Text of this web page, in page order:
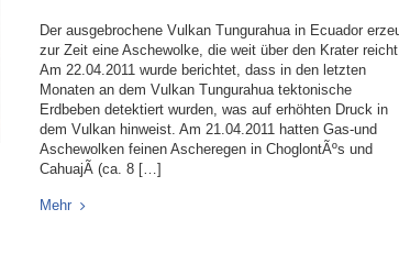
Der ausgebrochene Vulkan Tungurahua in Ecuador
zur Zeit eine Aschewolke, die weit über den Krater reicht.
Am 22.04.2011 wurde berichtet, dass in den letzten
Monaten an dem Vulkan Tungurahua tektonische
Erdbeben detektiert wurden, was auf erhöhten Druck in
dem Vulkan hinweist. Am 21.04.2011 hatten Gas-und
Aschewolken feinen Ascheregen in ChoglontÃºs und
CahuajÃ­ (ca. 8 […]
Mehr